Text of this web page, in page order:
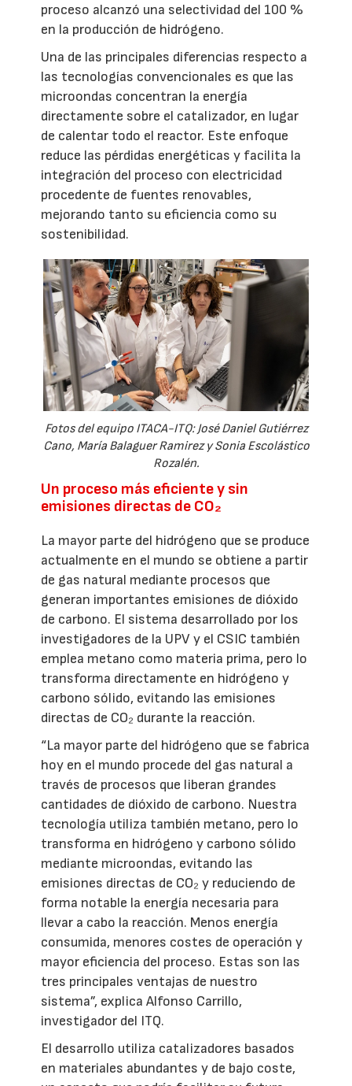
proceso alcanzó una selectividad del 100 %
en la producción de hidrógeno.
Una de las principales diferencias respecto a
las tecnologías convencionales es que las
microondas concentran la energía
directamente sobre el catalizador, en lugar
de calentar todo el reactor. Este enfoque
reduce las pérdidas energéticas y facilita la
integración del proceso con electricidad
procedente de fuentes renovables,
mejorando tanto su eficiencia como su
sostenibilidad.
Fotos del equipo ITACA-ITQ: José Daniel Gutiérrez
Cano, María Balaguer Ramirez y Sonia Escolástico
Rozalén.
Un proceso más eficiente y sin
emisiones directas de CO₂
La mayor parte del hidrógeno que se produce
actualmente en el mundo se obtiene a partir
de gas natural mediante procesos que
generan importantes emisiones de dióxido
de carbono. El sistema desarrollado por los
investigadores de la UPV y el CSIC también
emplea metano como materia prima, pero lo
transforma directamente en hidrógeno y
carbono sólido, evitando las emisiones
directas de CO₂ durante la reacción.
“La mayor parte del hidrógeno que se fabrica
hoy en el mundo procede del gas natural a
través de procesos que liberan grandes
cantidades de dióxido de carbono. Nuestra
tecnología utiliza también metano, pero lo
transforma en hidrógeno y carbono sólido
mediante microondas, evitando las
emisiones directas de CO₂ y reduciendo de
forma notable la energía necesaria para
llevar a cabo la reacción. Menos energía
consumida, menores costes de operación y
mayor eficiencia del proceso. Estas son las
tres principales ventajas de nuestro
sistema”, explica Alfonso Carrillo,
investigador del ITQ.
El desarrollo utiliza catalizadores basados
en materiales abundantes y de bajo coste,